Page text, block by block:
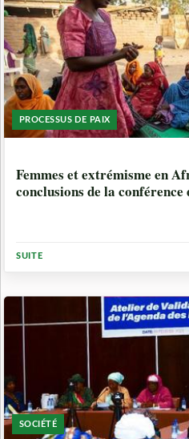
PROCESSUS DE PAIX
Femmes et extrémisme en
conclusions de la conférence
SUITE
SOCIÉTÉ